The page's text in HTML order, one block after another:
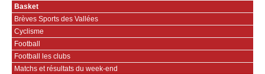
Basket
Brèves Sports des Vallées
Cyclisme
Football
Football les clubs
Matchs et résultats du week-end